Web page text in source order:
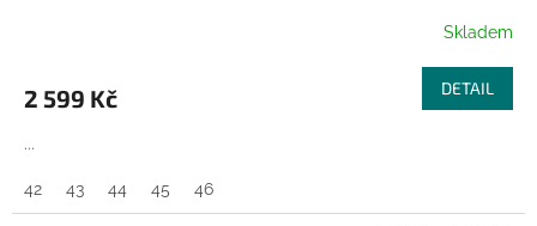
R
M
A
Skladem
2 599 Kč DETAIL
...
42 43 44 45 46